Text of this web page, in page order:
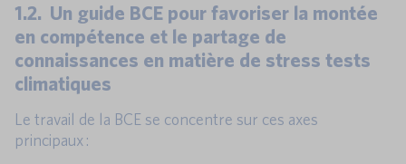
1.2. Un guide BCE pour favoriser la montée
en compétence et le partage de
connaissances en matière de stress tests
climatiques
Le travail de la BCE se concentre sur ces axes
principaux :